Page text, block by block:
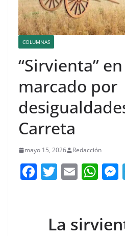
COLUMNAS
“Sirvienta”
marcado por
Carreta
mayo 15, 2026 Redacción
F T
er
E
l
W
s
La